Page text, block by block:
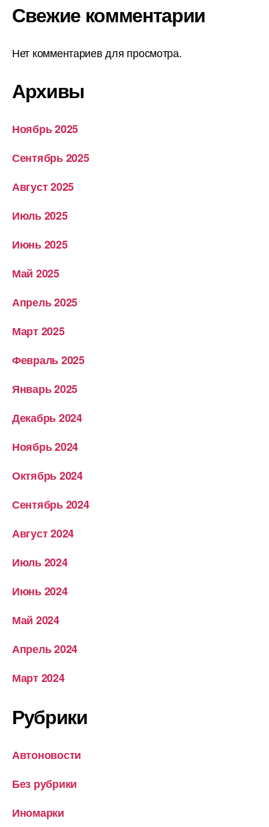
Свежие комментарии
Нет комментариев для просмотра.
Архивы
Ноябрь 2025
Сентябрь 2025
Август 2025
Июль 2025
Июнь 2025
Май 2025
Апрель 2025
Март 2025
Февраль 2025
Январь 2025
Декабрь 2024
Ноябрь 2024
Октябрь 2024
Сентябрь 2024
Август 2024
Июль 2024
Июнь 2024
Май 2024
Апрель 2024
Март 2024
Рубрики
Автоновости
Без рубрики
Иномарки